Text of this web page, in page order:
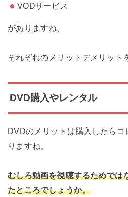
VODサービス
がありますね。
それぞれのメリットデメリット
DVD購入やレンタル
DVDのメリットは購入したら
りますね。
むしろ動画を視聴するためでは
たところでしょうか。